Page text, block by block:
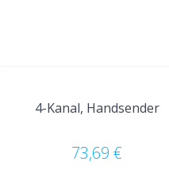
4-Kanal, Handsender
73,69€